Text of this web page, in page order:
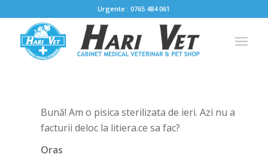
Urgente : 0765 484 061
Bună! Am o pisica sterilizata de ieri. Azi nu a
facturii deloc la litiera.ce sa fac?
Oras